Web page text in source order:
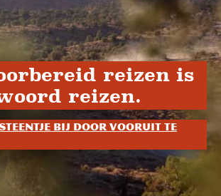
reizen is
reizen.
bij door vooruit te